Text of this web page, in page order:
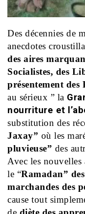
Des décennies de
anecdotes
des aires
Socialistes, des
présentement des
au sérieux ” la
nourriture et
substitution des
Jaxay” où les
pluvieuse” des
Avec les
le “Ramadan”
marchandes des
cause tout